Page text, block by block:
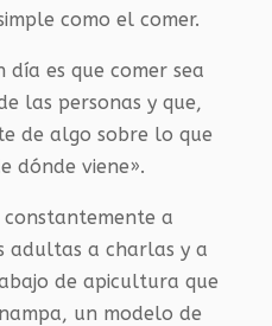
como el comer.
día es que comer sea
las personas y que,
de algo sobre lo que
dónde viene».
a
adultas a charlas y a
de apicultura que
un modelo de